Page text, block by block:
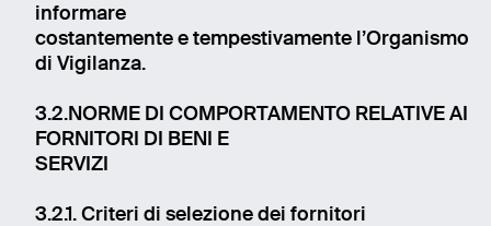
informare
costantemente e tempestivamente l’Organismo
di Vigilanza.
3.2.NORME DI COMPORTAMENTO RELATIVE AI
FORNITORI DI BENI E
SERVIZI
3.2.1. Criteri di selezione dei fornitori